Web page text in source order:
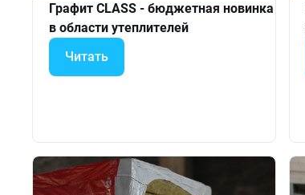
Графит CLASS - бюджетная новинка
в области утеплителей
Читать